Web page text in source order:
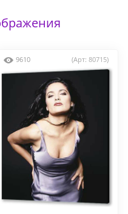
9610 (Арт: 80715)